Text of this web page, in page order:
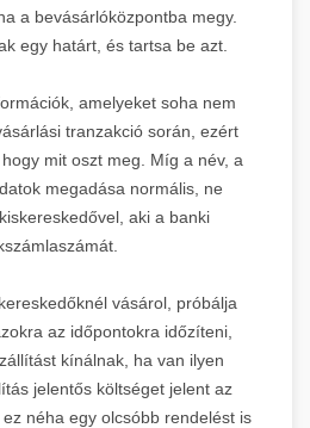
a bevásárlóközpontba megy.
egy határt, és tartsa be azt.
amelyeket soha nem
tranzakció során, ezért
mit oszt meg. Míg a név, a
megadása normális, ne
aki a banki
vásárol, próbálja
az időpontokra időzíteni,
kínálnak, ha van ilyen
jelentős költséget jelent az
néha egy olcsóbb rendelést is